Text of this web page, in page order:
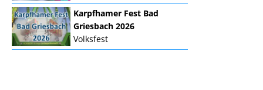
Karpfhamer Fest Bad
Griesbach 2026
Volksfest